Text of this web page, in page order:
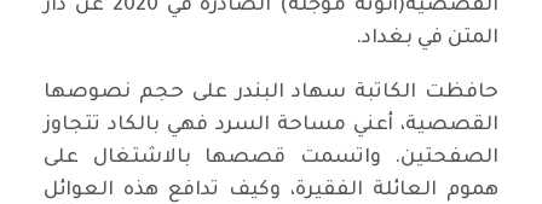
القصصية(أنوثة مؤجلة) الصادرة في 2020 عن دار
المتن في بغداد.
حافظت الكاتبة سهاد البندر على حجم نصوصها
القصصية، أعني مساحة السرد فهي بالكاد تتجاوز
الصفحتين. واتسمت قصصها بالاشتغال على
هموم العائلة الفقيرة، وكيف تدافع هذه العوائل